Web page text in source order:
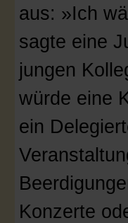
aus: »Ich
sagte eine
jungen
würde eine
ein
Konzerte